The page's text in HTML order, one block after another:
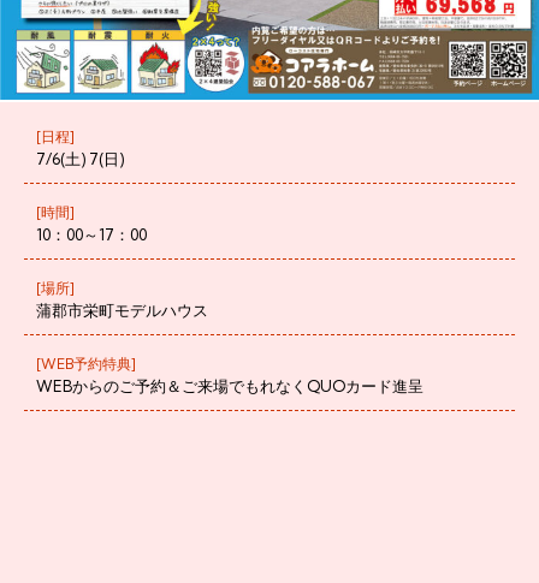
[日程]
7/6(土) 7(日)
[時間]
10：00～17：00
[場所]
蒲郡市栄町モデルハウス
[WEB予約特典]
WEBからのご予約＆ご来場でもれなくQUOカード進呈